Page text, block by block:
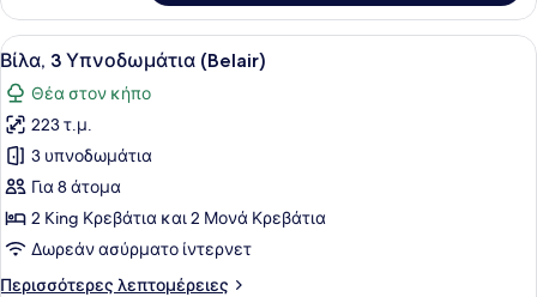
3
Υπνοδωμάτια,
Ιδιωτική
(Casabel)
Προβολή
όλων
των
φωτογραφιών
για
Βίλα,
3
Υπνοδωμάτια
(Belair)
Ένα υπνοδωμάτιο με ένα κρεβάτι,
7
Βίλα, 3 Υπνοδωμάτια (Belair)
Θέα στον κήπο
223 τ.μ.
3 υπνοδωμάτια
Για 8 άτομα
2 King Κρεβάτια και 2 Μονά Κρεβάτια
Δωρεάν ασύρματο ίντερνετ
Περισσότερες λεπτομέρειες
Περισσότερες